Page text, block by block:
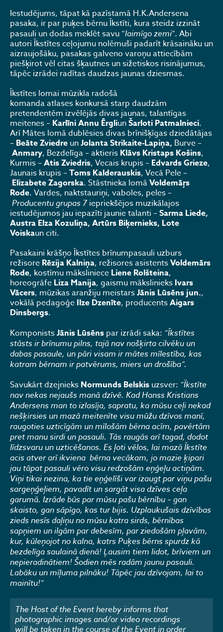
Iestudējums, tāpat kā pazīstamā H.K.Andersena
pasaka, ir par puķes bērnu Īkstīti, kura steidz izzināt
pasauli un dodas meklēt savu “laimīgo zemi”. Abi
autori Īkstītes ceļojumu nolēmuši padarīt krāsaināku un
aizraujošāku, pasakas galveno varoņu attiecībām
piešķirot vēl citas šķautnes un sižetiskos risinājumus,
tāpēc izrādei radītas daudzas jaunas dziesmas.
Īkstītes lomai mūzikla radošā
komanda atlases konkursā starp daudzām
pretendentēm izvēlējās divas jaunas, talantīgas
meitenes – Karlīni Annu ĒrgliunŠarloti Patmalnieci.
Arī Mātes lomā dublēsies divas brīnišķīgas dziedātājas
– Beāte Zviedre unJolanta Strikaite-Lapiņa, Burve –
Anmary, Bezdelīga – aktieris Klāvs Kristaps Košins,
Kurmis –Atis Zviedris, Vecais krupis – Edvards Grieze,
Jaunais krupis –Toms Kalderauskis, Vecā Pele –
Elizabete Zagorska. Stāstnieka lomāVoldemāŗs
Rode. Vardes, naktstauriņi, vaboles, peles –
Producentu grupas 7iepriekšējos muzikālajos
iestudējumos jau iepazīti jaunie talanti –Sarma Liede,
Austra Elza Kozuliņa, Artūrs Biķernieks, Lote
Voiskaun citi.
Pasakaini krāšņo Īkstītes brīnumpasauli uzburs
režisore Rēzija Kalniņa, režisores asistentsVoldemārs
Rode, kostīmu māksliniece Liene Rolšteina,
horeogrāfe Liza Manija, gaismu mākslinieks Ivars
Vācers, mūzikas aranžiju meistarsJānis Lūsēns jun.,
vokālā pedagoģe Ilze Dzenīte, producentsAigars
Dinsbergs.
KomponistsJānis Lūsēns par izrādi saka: “Īkstītes
stāsts ir brīnumu pilns, tajā nav nošķirta cilvēku un
dabas pasaule, un pāri visam ir mātes mīlestība, kas
katram bērnam ir patvērums, miers un drošība”.
Savukārt dzejnieks Normunds Belskis uzsver: “Īkstīte
nav nekas nejaušs manā dzīvē. Kad Hanss Kristians
Andersens man to izlasīja, sapratu, ka mūsu ceļi nekad
nešķirsies un mazā meitenīte visu mūžu dzīvos manī,
raugoties uzticīgām un mīlošām bērna acīm, pavērtām
pret manu sirdi un pasauli. Tās raugās arī tagad, dodot
līdzsvaru un uzticēšanos. Es ļoti vēlos, lai mazā Īkstīte
acis atver arī ikviena bērna vecākam, jo mazie ķipari
jau tāpat pasauli vēro visu redzošām eņģeļu actiņām.
Viņi tikai nezina, ka tie eņģelīši var izaugt par viņu pašu
sargeņģeļiem, pavadīt un sargāt visa dzīves ceļa
garumā. Izrāde būs par mūsu pašu bērnību – gan
skaisto, gan sāpīgo, kas tur bijis. Uzplaukušais dzīvības
zieds nesīs daļiņu no mūsu katra sirds, bērnības
sapņiem un ilgām par debesīm, par ziedošām pļavām,
kur, kūleņojot no kalna, katrs Puķes bērns spurdz kā
bezdelīga saulainā dienā! Ļausim tiem lidot, brīviem un
nepieradinātiem! Šodien mēs radām jaunu pasauli.
Labāku un mīļuma pilnāku! Tāpēc jau dzīvojam, lai to
mainītu!”
The Host of the Event hereby informs that
photographic images and/or video recordings
will be taken in the course of the Event in order